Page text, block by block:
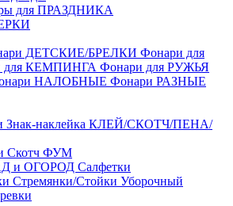
для ПРАЗДНИКА
ДЕТСКИЕ/БРЕЛКИ Фонари для
для КЕМПИНГА Фонари для РУЖЬЯ
НАЛОБНЫЕ Фонари РАЗНЫЕ
Знак-наклейка КЛЕЙ/СКОТЧ/ПЕНА/
Скотч ФУМ
и ОГОРОД Салфетки
Стремянки/Стойки Уборочный